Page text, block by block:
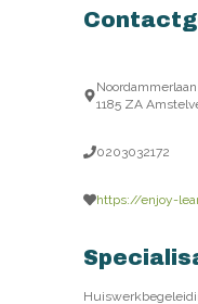
1185 ZA
0203032172
https://enjoy-